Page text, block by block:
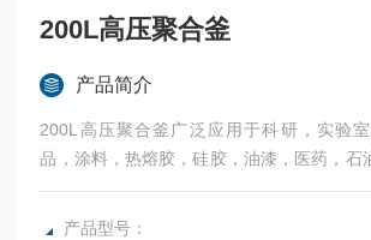
200L高压聚合釜
产品简介
200L高压聚合釜广泛应用于科研，实验
品，涂料，热熔胶，硅胶，油漆，医药，石
应，蒸发，合成，聚合，皂化，磺化，氯化
的压力容器。内表面采用镜面抛光，确保卫
产品型号：